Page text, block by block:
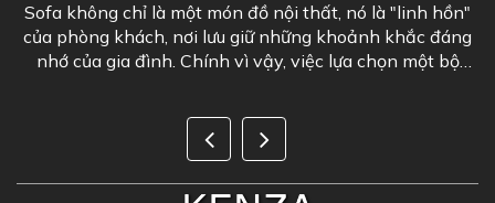
Sofa không chỉ là một món đồ nội thất, nó là "linh hồn"
của phòng khách, nơi lưu giữ những khoảnh khắc đáng
nhớ của gia đình. Chính vì vậy, việc lựa chọn một bộ